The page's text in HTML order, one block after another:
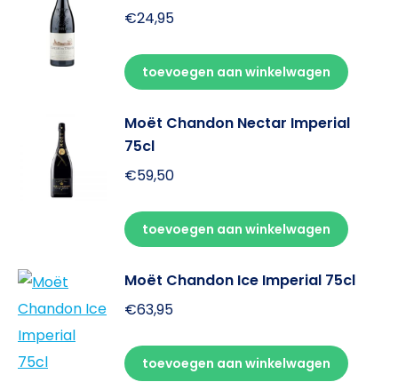
€24,95
toevoegen aan winkelwagen
Moët Chandon Nectar Imperial
75cl
€59,50
toevoegen aan winkelwagen
Moët Chandon Ice Imperial 75cl
€63,95
toevoegen aan winkelwagen